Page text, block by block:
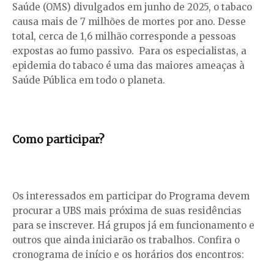
Saúde (OMS) divulgados em junho de 2025, o tabaco
causa mais de 7 milhões de mortes por ano. Desse
total, cerca de 1,6 milhão corresponde a pessoas
expostas ao fumo passivo. Para os especialistas, a
epidemia do tabaco é uma das maiores ameaças à
Saúde Pública em todo o planeta.
Como participar?
Os interessados em participar do Programa devem
procurar a UBS mais próxima de suas residências
para se inscrever. Há grupos já em funcionamento e
outros que ainda iniciarão os trabalhos. Confira o
cronograma de início e os horários dos encontros: